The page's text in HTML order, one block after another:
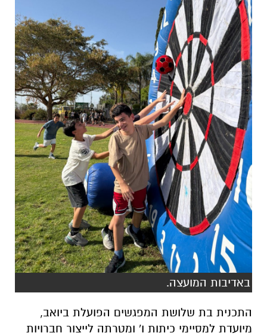
באדיבות המועצה.
התכנית בת שלושת המפגשים הפועלת ביואב,
מיועדת למסיימי כיתות ו' ומטרתה לייצור חברויות